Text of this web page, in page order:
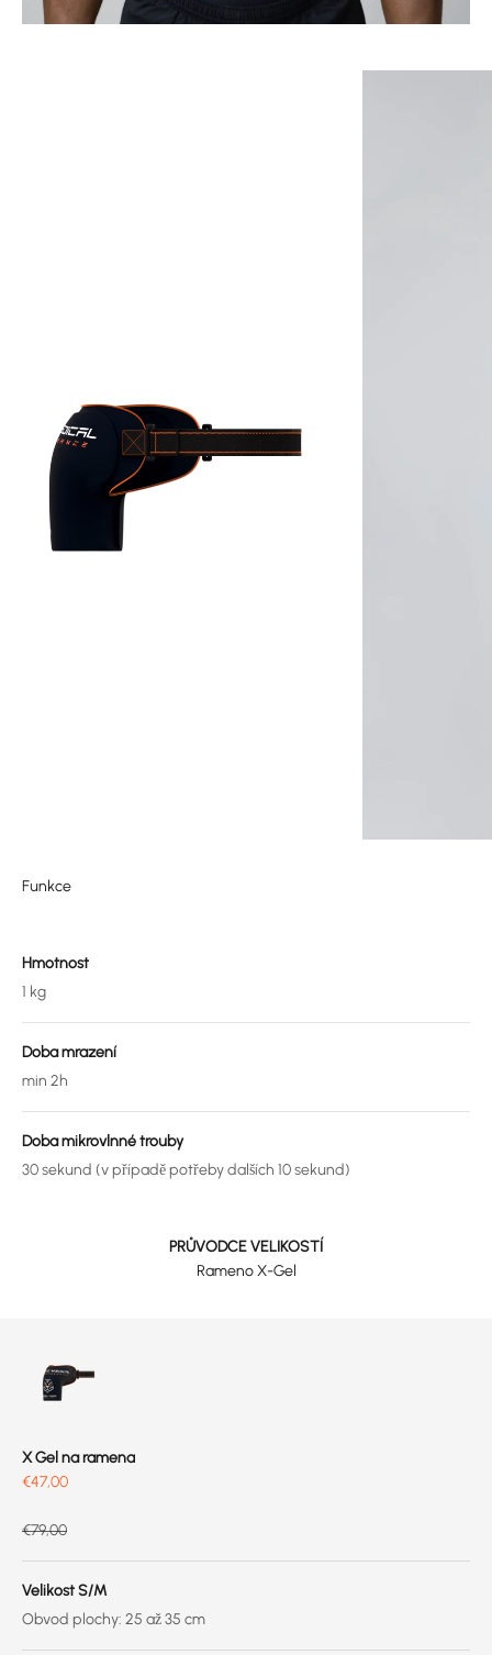
Funkce
Hmotnost
1 kg
Doba mrazení
min 2h
Doba mikrovlnné trouby
30 sekund (v případě potřeby dalších 10 sekund)
PRŮVODCE VELIKOSTÍ
Rameno X-Gel
X Gel na ramena
Prix de vente
€47,00
Prix normal
€79,00
Velikost S/M
Obvod plochy: 25 až 35 cm